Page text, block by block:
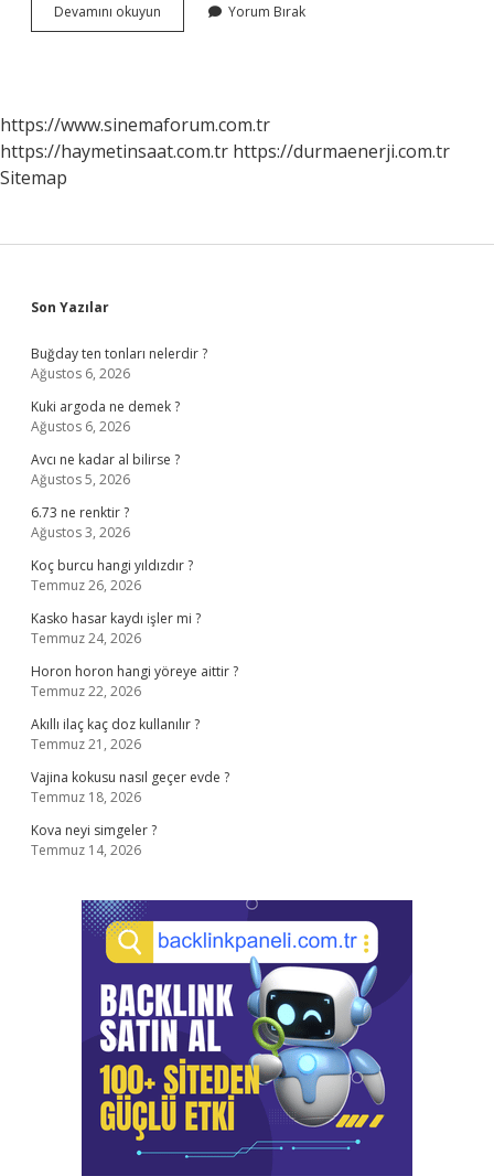
Devamını okuyun Ekzotermik
Tepkime
Yorum Bırak
https://www.sinemaforum.com.tr
https://haymetinsaat.com.tr https://durmaenerji.com.tr
Sitemap
Sidebar
Son Yazılar
Buğday ten tonları nelerdir ?
Ağustos 6, 2026
Kuki argoda ne demek ?
Ağustos 6, 2026
Avcı ne kadar al bilirse ?
Ağustos 5, 2026
6.73 ne renktir ?
Ağustos 3, 2026
Koç burcu hangi yıldızdır ?
Temmuz 26, 2026
Kasko hasar kaydı işler mi ?
Temmuz 24, 2026
Horon horon hangi yöreye aittir ?
Temmuz 22, 2026
Akıllı ilaç kaç doz kullanılır ?
Temmuz 21, 2026
Vajina kokusu nasıl geçer evde ?
Temmuz 18, 2026
Kova neyi simgeler ?
Temmuz 14, 2026